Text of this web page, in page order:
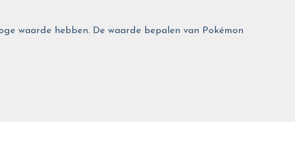
waarde hebben. De waarde bepalen van Pokémon